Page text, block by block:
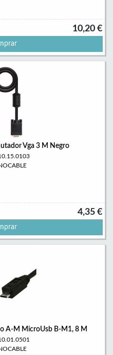
10,20 €
Vga 3 M Negro
4,35 €
A-M MicroUsb B-M1, 8 M